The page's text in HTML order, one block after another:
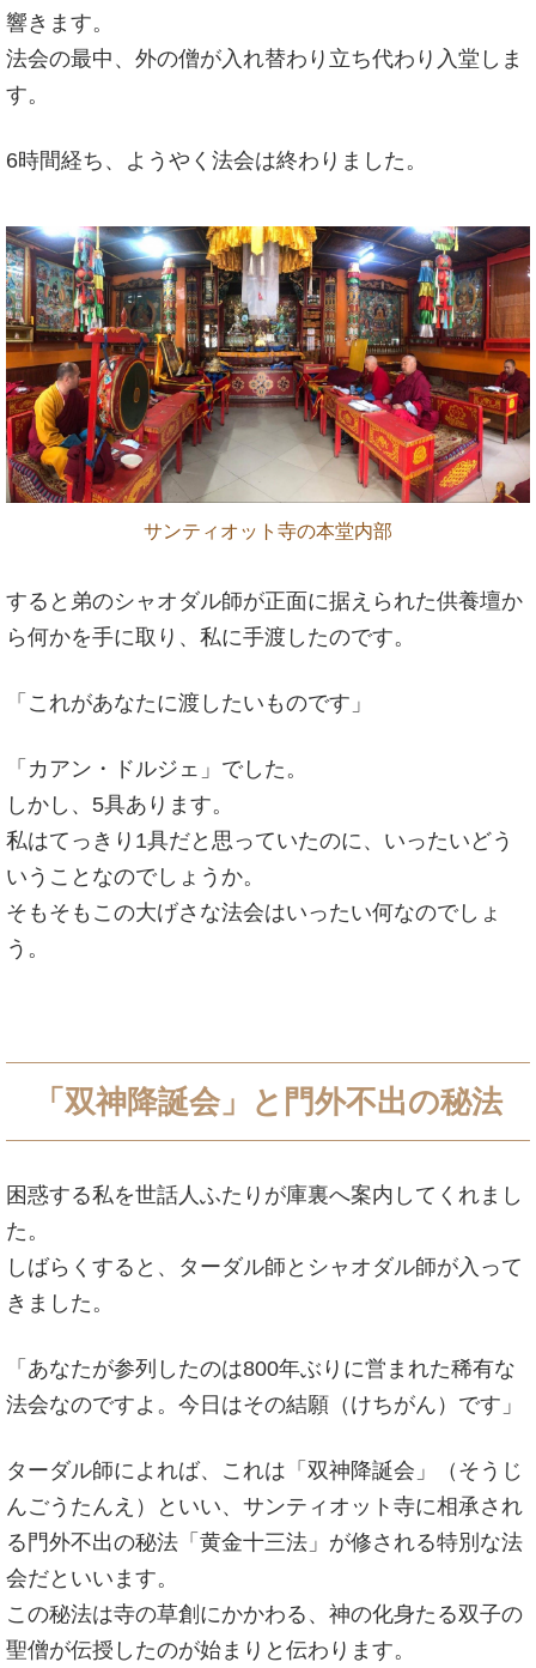
響きます。
法会の最中、外の僧が入れ替わり立ち代わり入堂しま
す。
6時間経ち、ようやく法会は終わりました。
サンティオット寺の本堂内部
すると弟のシャオダル師が正面に据えられた供養壇か
ら何かを手に取り、私に手渡したのです。
「これがあなたに渡したいものです」
「カアン・ドルジェ」でした。
しかし、5具あります。
私はてっきり1具だと思っていたのに、いったいどう
いうことなのでしょうか。
そもそもこの大げさな法会はいったい何なのでしょ
う。
「双神降誕会」と門外不出の秘法
困惑する私を世話人ふたりが庫裏へ案内してくれまし
た。
しばらくすると、ターダル師とシャオダル師が入って
きました。
「あなたが参列したのは800年ぶりに営まれた稀有な
法会なのですよ。今日はその結願（けちがん）です」
ターダル師によれば、これは「双神降誕会」（そうじ
んごうたんえ）といい、サンティオット寺に相承され
る門外不出の秘法「黄金十三法」が修される特別な法
会だといいます。
この秘法は寺の草創にかかわる、神の化身たる双子の
聖僧が伝授したのが始まりと伝わります。